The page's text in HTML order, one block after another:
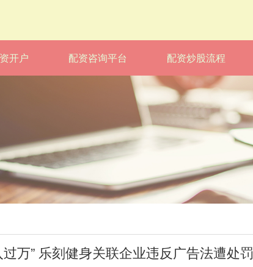
开户 配资咨询平台 配资炒股流程
万” 乐刻健身关联企业违反广告法遭处罚